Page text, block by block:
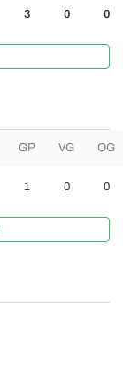
3 0 0
GP VG OG
1 0 0